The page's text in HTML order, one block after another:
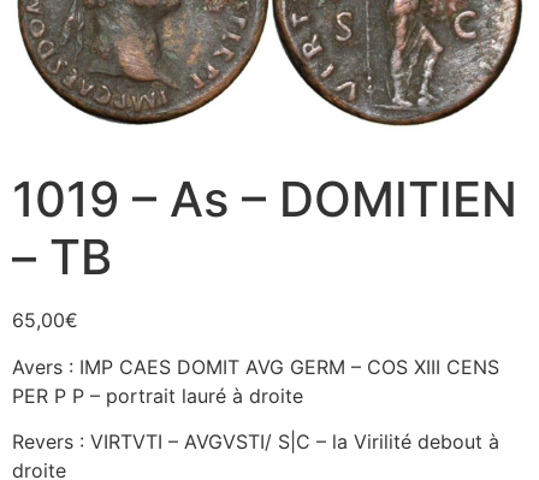
1019 – As – DOMITIEN
– TB
65,00€
Avers : IMP CAES DOMIT AVG GERM – COS XIII CENS
PER P P – portrait lauré à droite
Revers : VIRTVTI – AVGVSTI/ S|C – la Virilité debout à
droite